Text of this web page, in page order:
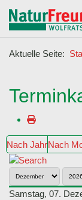
Aktuelle Seite:
Nach JahrNach
Samstag, 07.